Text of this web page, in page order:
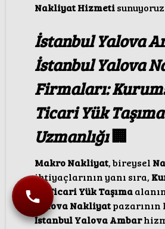
Nakliyat Hizmeti
İstanbul Yalova
İstanbul Yalova
Firmaları:
Ticari Yük Taşıma
Uzmanlığı🏢
Makro Nakliyat, bireysel
ihtiyaçlarının yanı sıra,
Ticari Yük Taşıma
Yalova Nakliyat
İstanbul Yalova Ambar